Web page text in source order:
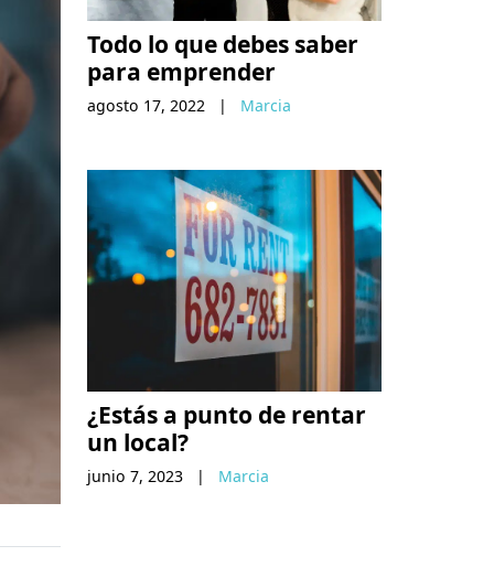
Todo lo que debes saber
para emprender
agosto 17, 2022 | Marcia
¿Estás a punto de rentar
un local?
junio 7, 2023 | Marcia